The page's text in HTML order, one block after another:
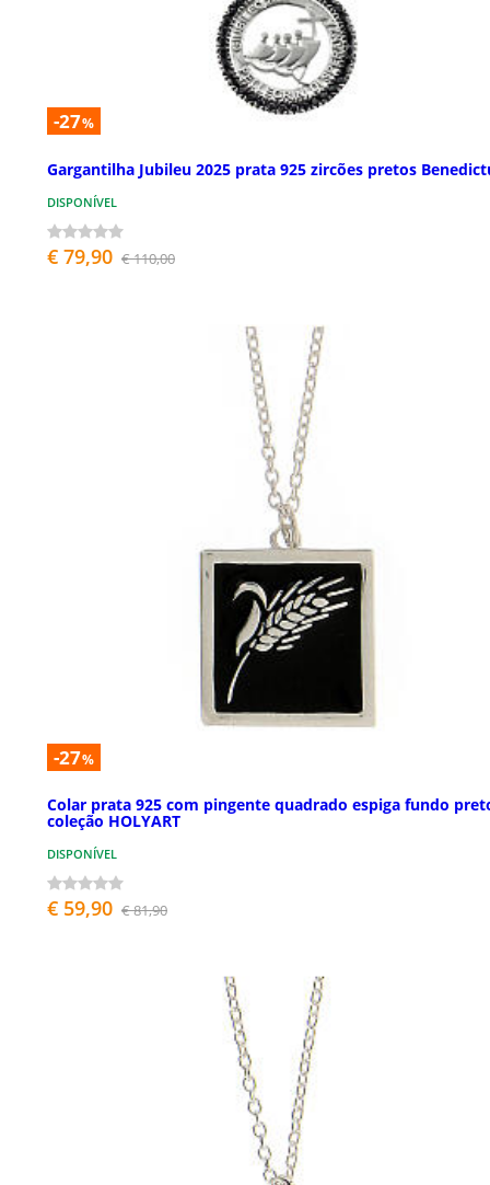
-27%
Gargantilha Jubileu 2025 prata 925 zircões pretos
DISPONÍVEL
€ 79,90 € 110,00
-27%
Colar prata 925 com pingente quadrado espiga fundo
coleção HOLYART
DISPONÍVEL
€ 59,90 € 81,90